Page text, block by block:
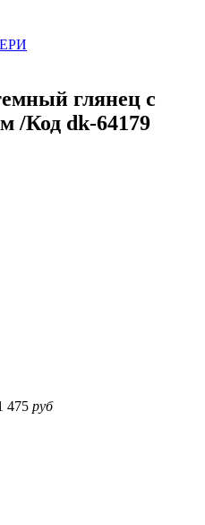
глянец с
/Код dk-64179
475 руб